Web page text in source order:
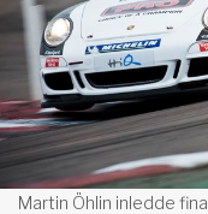
Martin Öhlin inledde